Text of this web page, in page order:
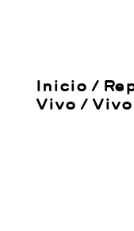
Inicio /
Vivo / Vivo